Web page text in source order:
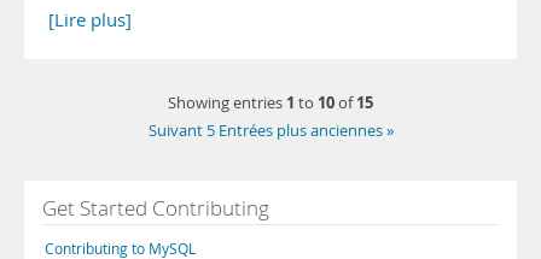
[Lire plus]
Showing entries 1 to 10of15
Suivant 5 Entrées plus anciennes »
Get Started Contributing
Contributing to MySQL